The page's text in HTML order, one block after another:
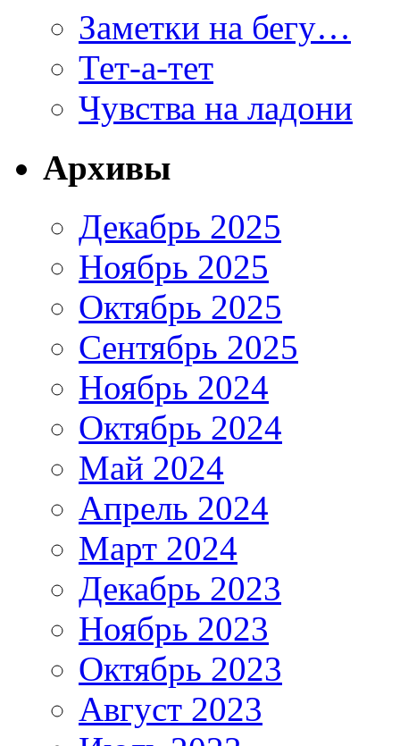
Заметки на бегу…
Тет-а-тет
Чувства на ладони
Архивы
Декабрь 2025
Ноябрь 2025
Октябрь 2025
Сентябрь 2025
Ноябрь 2024
Октябрь 2024
Май 2024
Апрель 2024
Март 2024
Декабрь 2023
Ноябрь 2023
Октябрь 2023
Август 2023